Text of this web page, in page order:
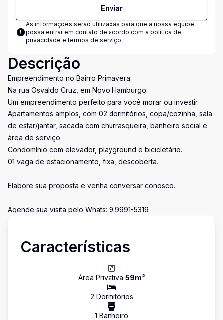
Enviar
As informações serão utilizadas para que a nossa equipe
possa entrar em contato de acordo com a política de
privacidade e termos de serviço
Descrição
Empreendimento no Bairro Primavera.
Na rua Osvaldo Cruz, em Novo Hamburgo.
Um empreendimento perfeito para você morar ou investir.
Apartamentos amplos, com 02 dormitórios, copa/cozinha, sala
de estar/jantar, sacada com churrasqueira, banheiro social e
área de serviço.
Condomínio com elevador, playground e bicicletário.
01 vaga de estacionamento, fixa, descoberta.
Elabore sua proposta e venha conversar conosco.
Agende sua visita pelo Whats: 9.9991-5319
Características
Área Privativa 59m²
2 Dormitórios
1 Banheiro